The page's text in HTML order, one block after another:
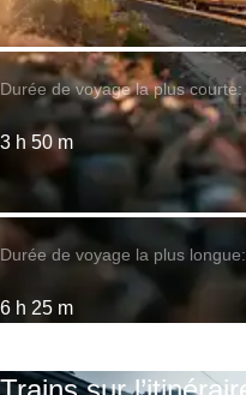
Durée de voyage la plus courte:
3 h 50 m
Durée de voyage la plus longue:
6 h 25 m